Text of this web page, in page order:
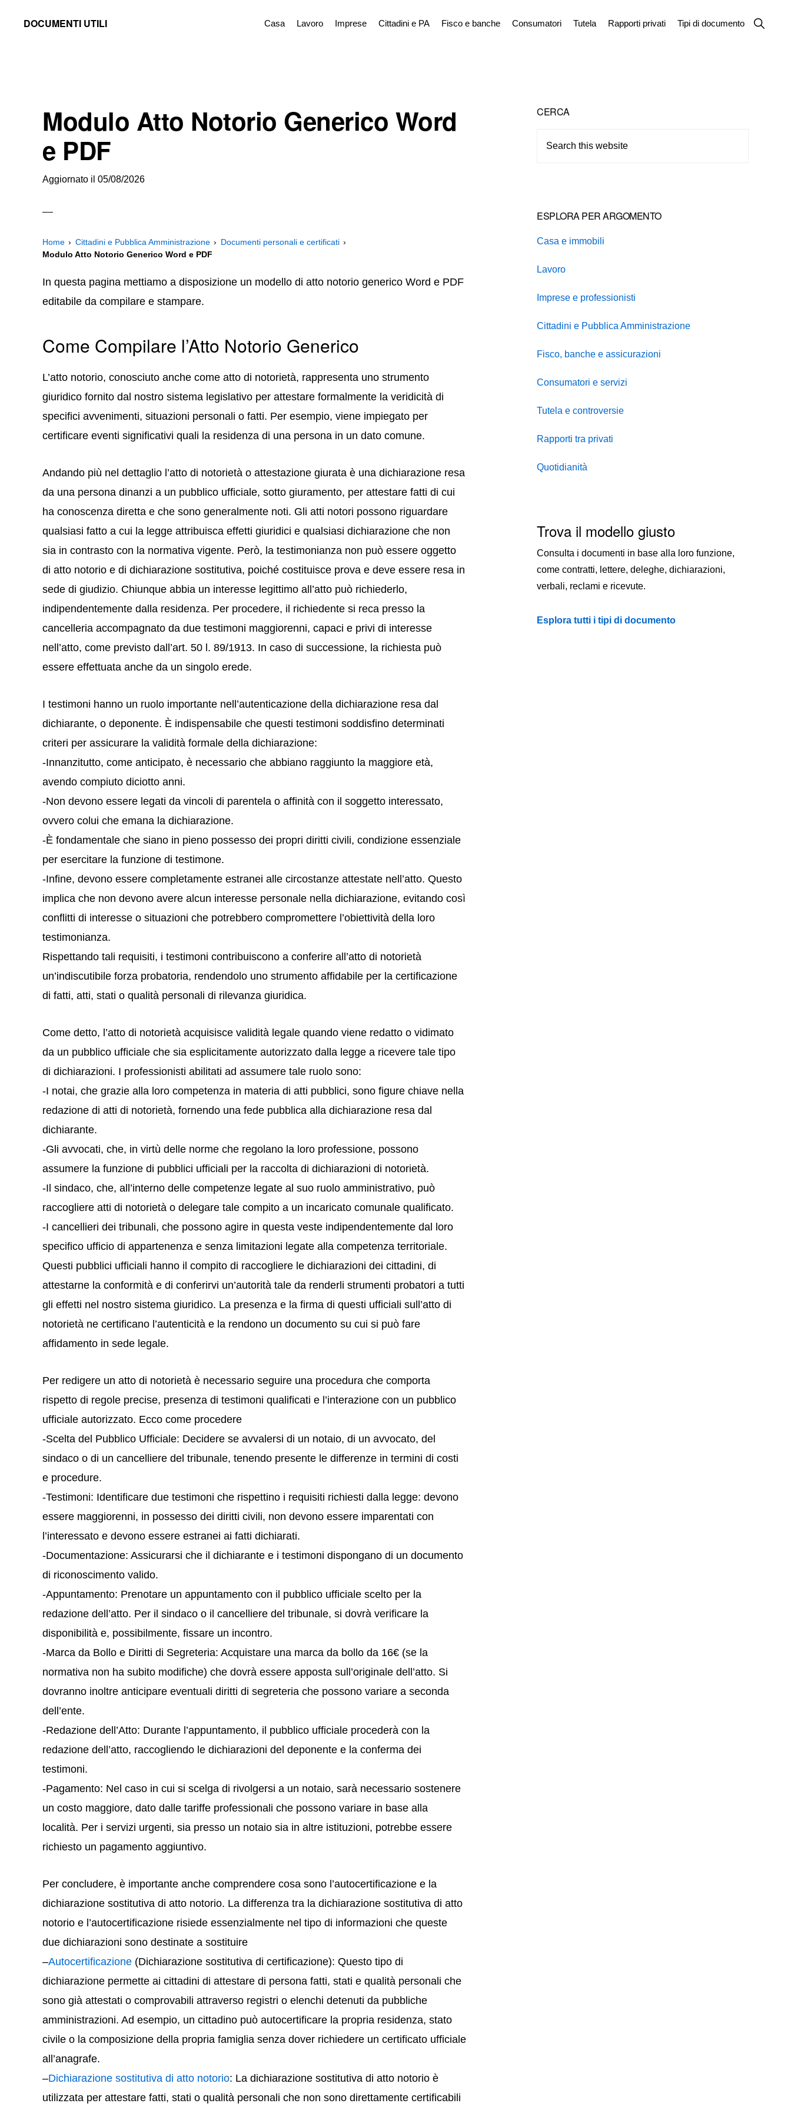
DOCUMENTI UTILI
Stampare
Casa Lavoro Imprese Cittadini e PA Fisco e banche Consumatori Tutela Rapporti privati Tipi di documento
Show
Search
Modulo Atto Notorio Generico Word
e PDF
Aggiornato il 05/08/2026
Home Cittadini e Pubblica Amministrazione
Documenti personali e certificati
Modulo Atto Notorio Generico Word e PDF
In questa pagina mettiamo a disposizione un modello di atto notorio generico Word e PDF
editabile da compilare e stampare.
Come Compilare l’Atto Notorio Generico
L’atto notorio, conosciuto anche come atto di notorietà, rappresenta uno strumento
giuridico fornito dal nostro sistema legislativo per attestare formalmente la veridicità di
specifici avvenimenti, situazioni personali o fatti. Per esempio, viene impiegato per
certificare eventi significativi quali la residenza di una persona in un dato comune.
Andando più nel dettaglio l’atto di notorietà o attestazione giurata è una dichiarazione resa
da una persona dinanzi a un pubblico ufficiale, sotto giuramento, per attestare fatti di cui
ha conoscenza diretta e che sono generalmente noti. Gli atti notori possono riguardare
qualsiasi fatto a cui la legge attribuisca effetti giuridici e qualsiasi dichiarazione che non
sia in contrasto con la normativa vigente. Però, la testimonianza non può essere oggetto
di atto notorio e di dichiarazione sostitutiva, poiché costituisce prova e deve essere resa in
sede di giudizio. Chiunque abbia un interesse legittimo all’atto può richiederlo,
indipendentemente dalla residenza. Per procedere, il richiedente si reca presso la
cancelleria accompagnato da due testimoni maggiorenni, capaci e privi di interesse
nell’atto, come previsto dall’art. 50 l. 89/1913. In caso di successione, la richiesta può
essere effettuata anche da un singolo erede.
I testimoni hanno un ruolo importante nell’autenticazione della dichiarazione resa dal
dichiarante, o deponente. È indispensabile che questi testimoni soddisfino determinati
criteri per assicurare la validità formale della dichiarazione:
-Innanzitutto, come anticipato, è necessario che abbiano raggiunto la maggiore età,
avendo compiuto diciotto anni.
-Non devono essere legati da vincoli di parentela o affinità con il soggetto interessato,
ovvero colui che emana la dichiarazione.
-È fondamentale che siano in pieno possesso dei propri diritti civili, condizione essenziale
per esercitare la funzione di testimone.
-Infine, devono essere completamente estranei alle circostanze attestate nell’atto. Questo
implica che non devono avere alcun interesse personale nella dichiarazione, evitando così
conflitti di interesse o situazioni che potrebbero compromettere l’obiettività della loro
testimonianza.
Rispettando tali requisiti, i testimoni contribuiscono a conferire all’atto di notorietà
un’indiscutibile forza probatoria, rendendolo uno strumento affidabile per la certificazione
di fatti, atti, stati o qualità personali di rilevanza giuridica.
Come detto, l’atto di notorietà acquisisce validità legale quando viene redatto o vidimato
da un pubblico ufficiale che sia esplicitamente autorizzato dalla legge a ricevere tale tipo
di dichiarazioni. I professionisti abilitati ad assumere tale ruolo sono:
-I notai, che grazie alla loro competenza in materia di atti pubblici, sono figure chiave nella
redazione di atti di notorietà, fornendo una fede pubblica alla dichiarazione resa dal
dichiarante.
-Gli avvocati, che, in virtù delle norme che regolano la loro professione, possono
assumere la funzione di pubblici ufficiali per la raccolta di dichiarazioni di notorietà.
-Il sindaco, che, all’interno delle competenze legate al suo ruolo amministrativo, può
raccogliere atti di notorietà o delegare tale compito a un incaricato comunale qualificato.
-I cancellieri dei tribunali, che possono agire in questa veste indipendentemente dal loro
specifico ufficio di appartenenza e senza limitazioni legate alla competenza territoriale.
Questi pubblici ufficiali hanno il compito di raccogliere le dichiarazioni dei cittadini, di
attestarne la conformità e di conferirvi un’autorità tale da renderli strumenti probatori a tutti
gli effetti nel nostro sistema giuridico. La presenza e la firma di questi ufficiali sull’atto di
notorietà ne certificano l’autenticità e la rendono un documento su cui si può fare
affidamento in sede legale.
Per redigere un atto di notorietà è necessario seguire una procedura che comporta
rispetto di regole precise, presenza di testimoni qualificati e l’interazione con un pubblico
ufficiale autorizzato. Ecco come procedere
-Scelta del Pubblico Ufficiale: Decidere se avvalersi di un notaio, di un avvocato, del
sindaco o di un cancelliere del tribunale, tenendo presente le differenze in termini di costi
e procedure.
-Testimoni: Identificare due testimoni che rispettino i requisiti richiesti dalla legge: devono
essere maggiorenni, in possesso dei diritti civili, non devono essere imparentati con
l’interessato e devono essere estranei ai fatti dichiarati.
-Documentazione: Assicurarsi che il dichiarante e i testimoni dispongano di un documento
di riconoscimento valido.
-Appuntamento: Prenotare un appuntamento con il pubblico ufficiale scelto per la
redazione dell’atto. Per il sindaco o il cancelliere del tribunale, si dovrà verificare la
disponibilità e, possibilmente, fissare un incontro.
-Marca da Bollo e Diritti di Segreteria: Acquistare una marca da bollo da 16€ (se la
normativa non ha subito modifiche) che dovrà essere apposta sull’originale dell’atto. Si
dovranno inoltre anticipare eventuali diritti di segreteria che possono variare a seconda
dell’ente.
-Redazione dell’Atto: Durante l’appuntamento, il pubblico ufficiale procederà con la
redazione dell’atto, raccogliendo le dichiarazioni del deponente e la conferma dei
testimoni.
-Pagamento: Nel caso in cui si scelga di rivolgersi a un notaio, sarà necessario sostenere
un costo maggiore, dato dalle tariffe professionali che possono variare in base alla
località. Per i servizi urgenti, sia presso un notaio sia in altre istituzioni, potrebbe essere
richiesto un pagamento aggiuntivo.
Per concludere, è importante anche comprendere cosa sono l’autocertificazione e la
dichiarazione sostitutiva di atto notorio. La differenza tra la dichiarazione sostitutiva di atto
notorio e l’autocertificazione risiede essenzialmente nel tipo di informazioni che queste
due dichiarazioni sono destinate a sostituire
–Autocertificazione (Dichiarazione sostitutiva di certificazione): Questo tipo di
dichiarazione permette ai cittadini di attestare di persona fatti, stati e qualità personali che
sono già attestati o comprovabili attraverso registri o elenchi detenuti da pubbliche
amministrazioni. Ad esempio, un cittadino può autocertificare la propria residenza, stato
civile o la composizione della propria famiglia senza dover richiedere un certificato ufficiale
all’anagrafe.
–Dichiarazione sostitutiva di atto notorio: La dichiarazione sostitutiva di atto notorio è
utilizzata per attestare fatti, stati o qualità personali che non sono direttamente certificabili
Primary
Sidebar
CERCA
ESPLORA PER ARGOMENTO
Casa e immobili
Lavoro
Imprese e professionisti
Cittadini e Pubblica Amministrazione
Fisco, banche e assicurazioni
Consumatori e servizi
Tutela e controversie
Rapporti tra privati
Quotidianità
Trova il modello giusto
Consulta i documenti in base alla loro funzione,
come contratti, lettere, deleghe, dichiarazioni,
verbali, reclami e ricevute.
Esplora tutti i tipi di documento